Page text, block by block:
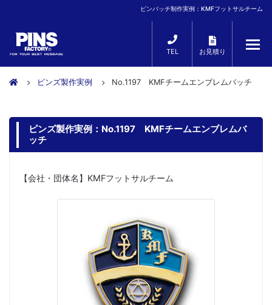
ピンバッチ制作実例：KMFフットサルチーム
TEL お見積り
ピンズ製作実例 No.1197 KMFチームエンブレムバッチ
ピンズ製作実例：No.1197 KMFチームエンブレムバ
ッチ
【会社・団体名】KMFフットサルチーム